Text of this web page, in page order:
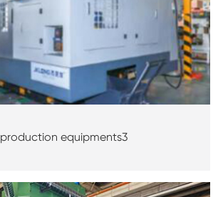
production equipments3